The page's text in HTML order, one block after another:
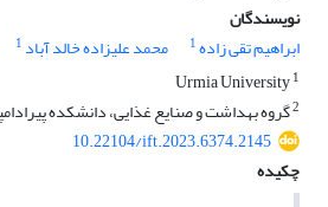
نویسندگان
ابراهیم تقی زاده1 محمد علیزاده خالد آباد 1
1
2گروه بهداشت و صنایع غذایی، دانشکده
10.22104/ift.2023.6374.2145
چکیده